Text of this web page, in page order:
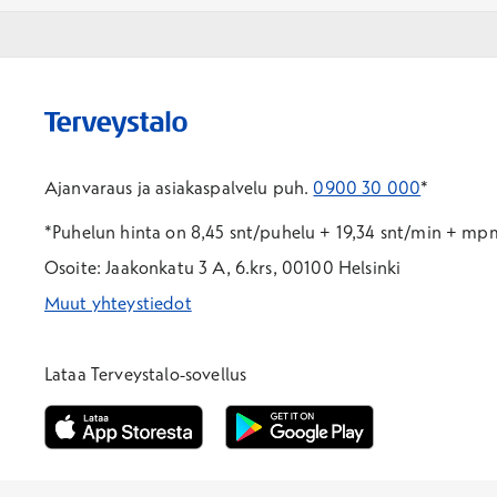
Ajanvaraus ja asiakaspalvelu puh. 0900 30 000*
*Puhelun hinta on 8,45 snt/puhelu + 19,34 snt/min +
Osoite: Jaakonkatu 3 A, 6.krs, 00100 Helsinki
Muut yhteystiedot
Lataa Terveystalo-sovellus